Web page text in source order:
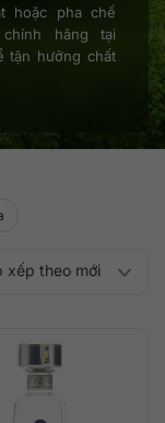
hoặc pha chế
hãng tại
tận hưởng chất
xếp theo
phổ biến
xếp theo mới
đến cao
đến thấp